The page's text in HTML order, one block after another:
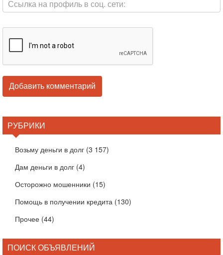
РУБРИКИ
Возьму деньги в долг (3 157)
Дам деньги в долг (4)
Осторожно мошенники (15)
Помощь в получении кредита (130)
Прочее (44)
ПОИСК ОБЪЯВЛЕНИЙ